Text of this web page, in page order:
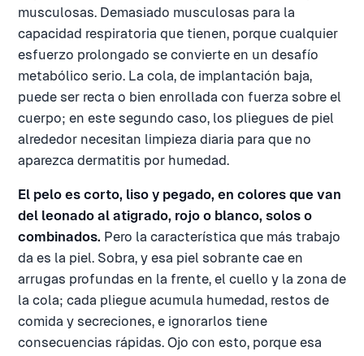
musculosas. Demasiado musculosas para la
capacidad respiratoria que tienen, porque cualquier
esfuerzo prolongado se convierte en un desafío
metabólico serio. La cola, de implantación baja,
puede ser recta o bien enrollada con fuerza sobre el
cuerpo; en este segundo caso, los pliegues de piel
alrededor necesitan limpieza diaria para que no
aparezca dermatitis por humedad.
El pelo es corto, liso y pegado, en colores que van
del leonado al atigrado, rojo o blanco, solos o
combinados. Pero la característica que más trabajo
da es la piel. Sobra, y esa piel sobrante cae en
arrugas profundas en la frente, el cuello y la zona de
la cola; cada pliegue acumula humedad, restos de
comida y secreciones, e ignorarlos tiene
consecuencias rápidas. Ojo con esto, porque esa